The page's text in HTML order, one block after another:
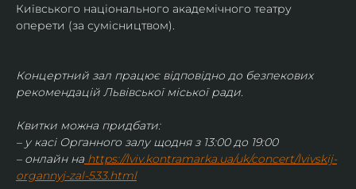
Київського національного академічного театру
оперети (за сумісництвом).
Концертний зал працює відповідно до безпекових
рекомендацій Львівської міської ради.
Квитки можна придбати:
– у касі Органного залу щодня з 13:00 до 19:00
– онлайн на https://lviv.kontramarka.ua/uk/concert/lvivskij-
organnyj-zal-533.html